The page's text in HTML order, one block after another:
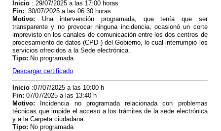
Inicio : 29/07/2025 a las 17:00 horas
Fin: 30/07/2025 a las 06:30 horas
Motivo: Una intervención programada, que tenía que ser
transparente y no provocar ninguna incidencia, ocasionó un corte
imprevisto en los canales de comunicación entre los dos centros de
procesamiento de datos (CPD ) del Gobierno, lo cual interrumpió los
servicios ofrecidos a la Sede electrónica.
Tipo: No programada
Descargar certificado
Inicio :07/07/2025 a las 10:00 h
Fin: 07/07/2025 a las 13:40 h
Motivo:
Incidencia no programada relacionada con problemas
técnicas que impide el acceso a los trámites de la sede electrónica
y a la Carpeta ciudadana.
Tipo: No programada